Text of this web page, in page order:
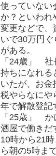
使っていない
か？といわれ
変更などで、
いで30万円
がある。
「24歳」 社
持ちになれる
いたが、お金
税やらなにや
年で解散登記
「25歳」 か
酒屋で働きだ
10時から21
ら朝の5時ま